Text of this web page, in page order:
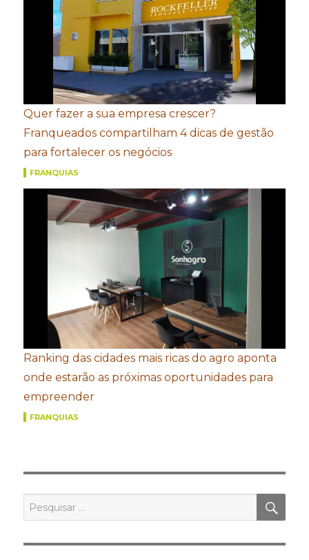
Quer fazer a sua empresa crescer?
Franqueados compartilham 4 dicas de gestão
para fortalecer os negócios
FRANQUIAS
Ranking das cidades mais ricas do agro aponta
onde estarão as próximas oportunidades para
empreender
FRANQUIAS
por: